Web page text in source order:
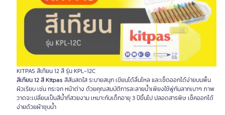
KITPAS สีเทียน 12 สี รุ่น KPL-12C
สีเทียน 12 สี Kitpas สีสันสดใส ระบายสนุก เขียนได้ลื่นไหล และเช็ดออกได้ง่ายบนพื้น
ผิวเรียบ เช่น กระจก หน้าต่าง ด้วยคุณสมบัติการละลายน้ำเพียงใช้พู่กันลากเบาๆ ภาพ
วาดจะเปลี่ยนเป็นสีน้ำที่สวยงาม เหมาะกับเด็กอายุ 3 ปีขึ้นไป ปลอดสารพิษ เช็คออกได้
ง่ายด้วยผ้าชุบน้ำ